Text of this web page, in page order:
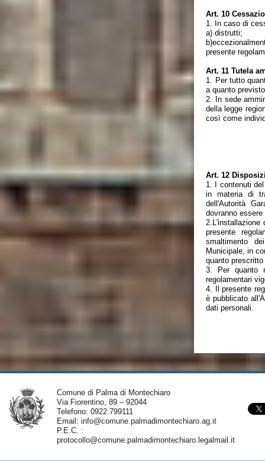
Art. 10
1. In caso di
a) distrutti;
presente
Art. 11 Tutela
1. Per tutto
a quanto
2. In sede
della legge
così come
Art. 12
1. I contenuti
in materia di
dell'Autorità
dovranno
2.L'installazione
presente
smaltimento
Municipale, in
quanto
3. Per quanto
regolamentari
4. Il presente
è pubblicato
dati personali.
Comune di Palma di Montechiaro
Via Fiorentino, 89 – 92044
Telefono: 0922 799111
Email: info@comune.palmadimontechiaro.ag.it
P.E.C. :
protocollo@comune.palmadimontechiaro.legalmail.it